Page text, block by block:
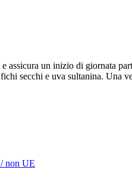
un inizio di giornata
secchi e uva sultanina. Una
non UE